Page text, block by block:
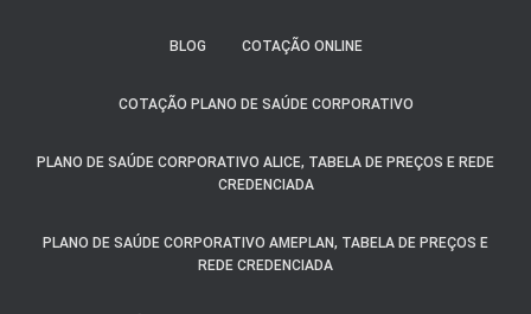
BLOG COTAÇÃO ONLINE
COTAÇÃO PLANO DE SAÚDE CORPORATIVO
PLANO DE SAÚDE CORPORATIVO ALICE, TABELA DE PREÇOS E REDE
CREDENCIADA
PLANO DE SAÚDE CORPORATIVO AMEPLAN, TABELA DE PREÇOS E
REDE CREDENCIADA